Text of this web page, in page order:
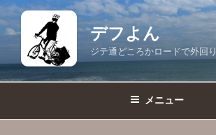
コ
ン
デフよん
ジテ通どころかロードで外回り
メニュー